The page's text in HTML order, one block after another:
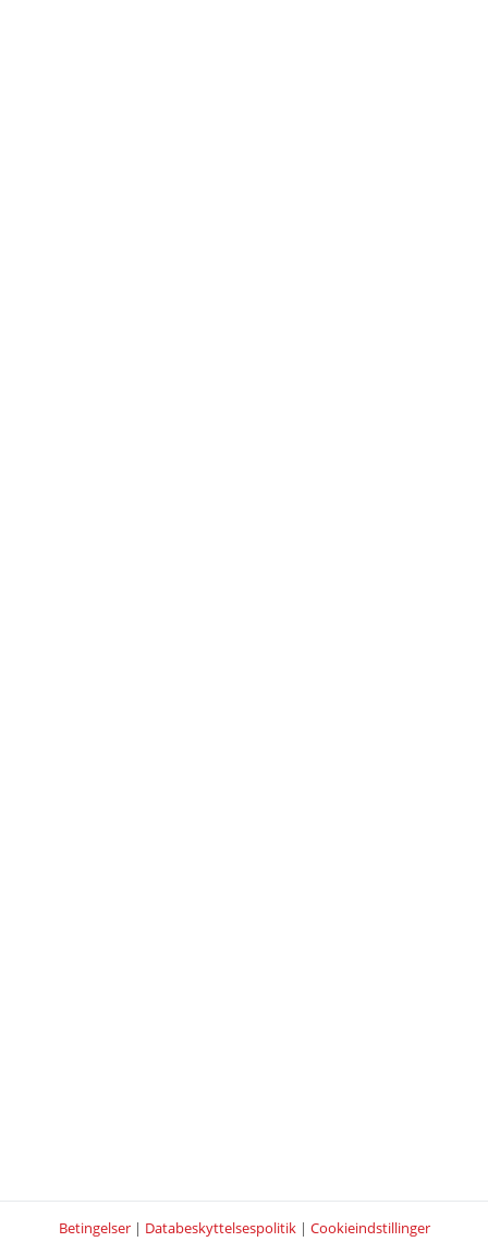
Betingelser | Databeskyttelsespolitik | Cookieindstillinger